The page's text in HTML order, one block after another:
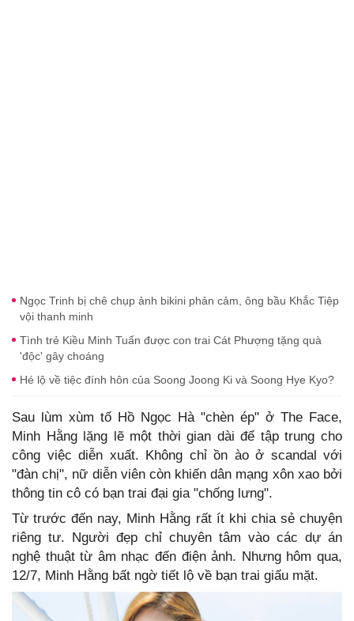
Ngọc Trinh bị chê chụp ảnh bikini phản cảm, ông bầu Khắc Tiệp
vội thanh minh
Tình trẻ Kiều Minh Tuấn được con trai Cát Phượng tặng quà
'độc' gây choáng
Hé lộ về tiệc đính hôn của Soong Joong Ki và Soong Hye Kyo?
Sau lùm xùm tố Hồ Ngọc Hà "chèn ép" ở The Face,
Minh Hằng lặng lẽ một thời gian dài để tập trung cho
công việc diễn xuất. Không chỉ ồn ào ở scandal với
"đàn chị", nữ diễn viên còn khiến dân mạng xôn xao bởi
thông tin cô có bạn trai đại gia "chống lưng".
Từ trước đến nay, Minh Hằng rất ít khi chia sẻ chuyện
riêng tư. Người đẹp chỉ chuyên tâm vào các dự án
nghệ thuật từ âm nhạc đến điện ảnh. Nhưng hôm qua,
12/7, Minh Hằng bất ngờ tiết lộ về bạn trai giấu mặt.